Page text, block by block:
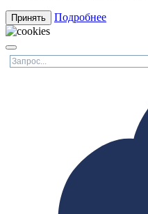
Принять Подробнее